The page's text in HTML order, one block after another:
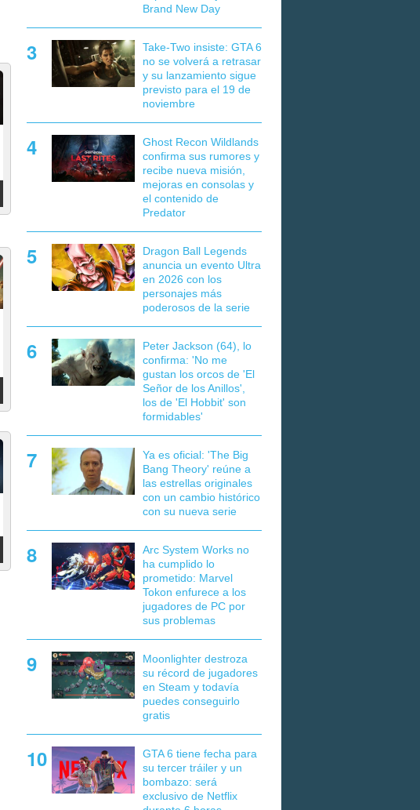
Brand New Day
Take-Two insiste: GTA 6
no se volverá a retrasar
y su lanzamiento sigue
previsto para el 19 de
noviembre
Ghost Recon Wildlands
confirma sus rumores y
recibe nueva misión,
mejoras en consolas y
el contenido de
Predator
Dragon Ball Legends
anuncia un evento Ultra
en 2026 con los
personajes más
poderosos de la serie
Peter Jackson (64), lo
confirma: 'No me
gustan los orcos de 'El
Señor de los Anillos',
los de 'El Hobbit' son
formidables'
Ya es oficial: 'The Big
Bang Theory' reúne a
las estrellas originales
con un cambio histórico
con su nueva serie
Arc System Works no
ha cumplido lo
prometido: Marvel
Tokon enfurece a los
jugadores de PC por
sus problemas
Moonlighter destroza
su récord de jugadores
en Steam y todavía
puedes conseguirlo
gratis
GTA 6 tiene fecha para
su tercer tráiler y un
bombazo: será
exclusivo de Netflix